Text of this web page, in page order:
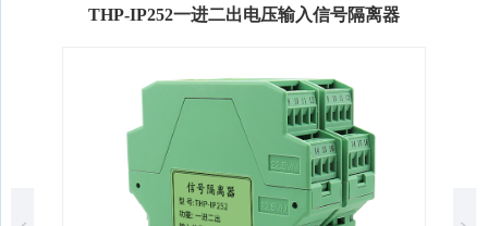
THP-IP252一进二出电压输入信号隔离器